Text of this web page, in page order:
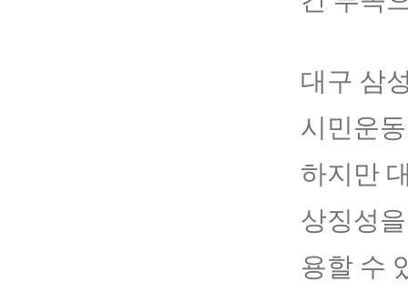
대구 삼
시민운
하지만
상징성
용할 수